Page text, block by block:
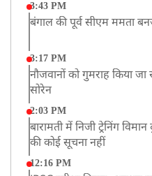
3:43 PM
बंगाल की पूर्व सीएम ममता
3:17 PM
नौजवानों को गुमराह किया जा
सोरेन
2:03 PM
बारामती में निजी ट्रेनिंग
की कोई सूचना नहीं
12:16 PM